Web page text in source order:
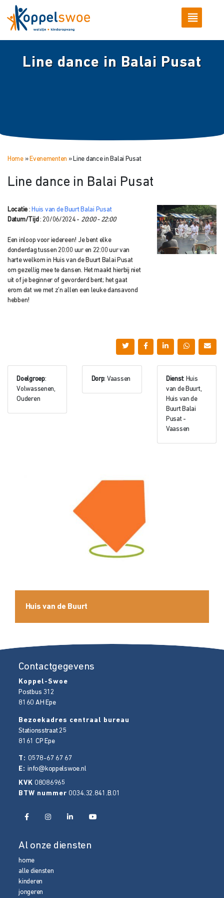
Line dance in Balai Pusat
Home» Evenementen » Line dance in Balai Pusat
Line dance in Balai Pusat
Locatie : Huis van de Buurt Balai Pusat
Datum/Tijd : 20/06/2024 - 20:00 - 22:00
Een inloop voor iedereen! Je bent elke
donderdag tussen 20:00 uur en 22:00 uur van
harte welkom in Huis van de Buurt Balai Pusat
om gezellig mee te dansen. Het maakt hierbij niet
uit of je beginner of gevorderd bent; het gaat
erom dat we met z’n allen een leuke dansavond
hebben!
Doelgroep:
Volwassenen,
Ouderen
Dorp: Vaassen Dienst: Huis
van de Buurt,
Huis van de
Buurt Balai
Pusat -
Vaassen
Huis van de Buurt
Contactgegevens
Koppel-Swoe
Postbus 312
8160 AH Epe
Bezoekadres centraal bureau
Stationsstraat 25
8161 CP Epe
T: 0578-67 67 67
E:info@koppelswoe.nl
KVK 08086965
BTW nummer 0034.32.841.B.01
Al onze diensten
home
alle diensten
kinderen
jongeren